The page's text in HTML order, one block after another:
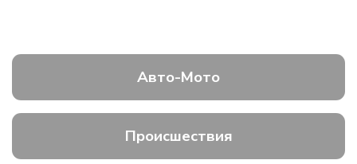
Авто-Мото
Происшествия